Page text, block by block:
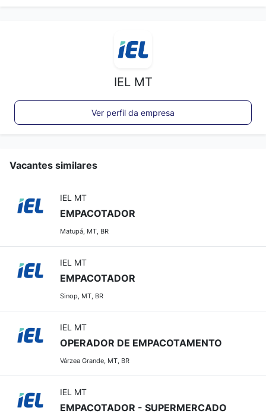
IEL MT
Ver perfil da empresa
Vacantes similares
IEL MT
EMPACOTADOR
Matupá, MT, BR
IEL MT
EMPACOTADOR
Sinop, MT, BR
IEL MT
OPERADOR DE EMPACOTAMENTO
Várzea Grande, MT, BR
IEL MT
EMPACOTADOR - SUPERMERCADO